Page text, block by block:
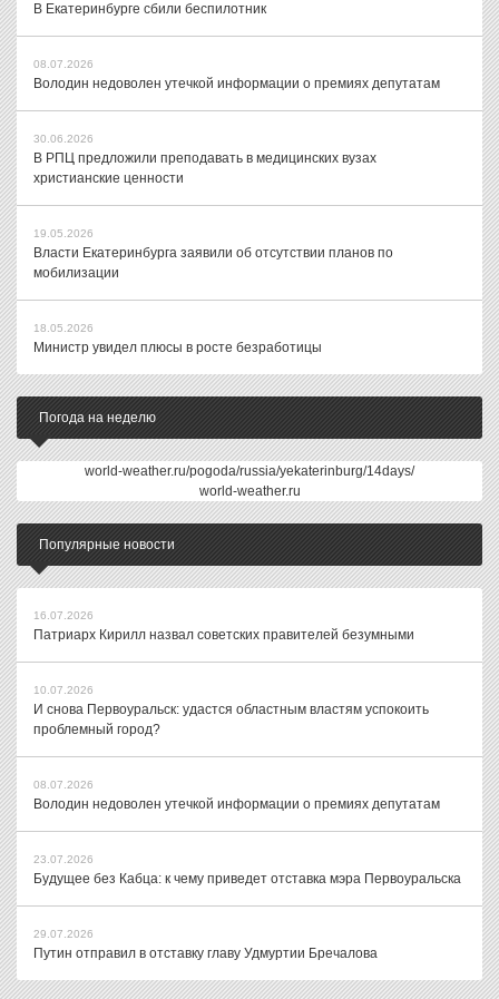
В Екатеринбурге сбили беспилотник
08.07.2026
Володин недоволен утечкой информации о премиях депутатам
30.06.2026
В РПЦ предложили преподавать в медицинских вузах
христианские ценности
19.05.2026
Власти Екатеринбурга заявили об отсутствии планов по
мобилизации
18.05.2026
Министр увидел плюсы в росте безработицы
Погода на неделю
world-weather.ru/pogoda/russia/yekaterinburg/14days/
world-weather.ru
Популярные новости
16.07.2026
Патриарх Кирилл назвал советских правителей безумными
10.07.2026
И снова Первоуральск: удастся областным властям успокоить
проблемный город?
08.07.2026
Володин недоволен утечкой информации о премиях депутатам
23.07.2026
Будущее без Кабца: к чему приведет отставка мэра Первоуральска
29.07.2026
Путин отправил в отставку главу Удмуртии Бречалова